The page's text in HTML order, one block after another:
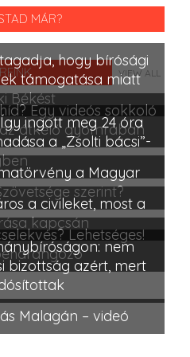
MÁR?
VIEW ALL
hogy bírósági
támogatása miatt
Békést
Egy videós sokkoló
átkelő gyomrában
ingott meg 24 óra
a „Zsolti bácsi”-
a Magyar
szerint?
a civileket, most a
kapcsán
Lehetséges!
nem
bizottság azért, mert
Malagán – videó